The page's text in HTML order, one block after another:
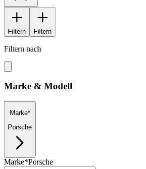
Filtern Filtern
Filtern nach
Marke & Modell
Marke*
Porsche
Marke*Porsche